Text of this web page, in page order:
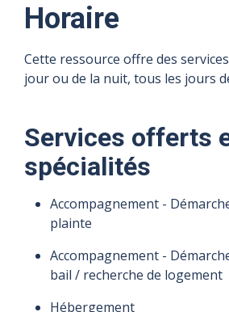
Horaire
Cette ressource offre des
jour ou de la nuit, tous les jours
Services offerts
spécialités
Accompagnement -
plainte
Accompagnement -
bail / recherche de logement
Hébergement